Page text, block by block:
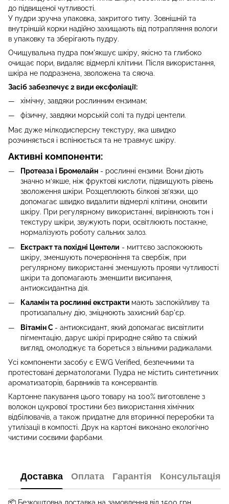
до підвищеної чутливості.
У пудри зручна упаковка, закритого типу. Зовнішній та
внутріншій корки надійно захищають від потрапляння вологи
в упаковку та зберігають пудру.
Очищувальна пудра пом'якшує шкіру, якісно та глибоко
очищає пори, видаляє відмерлі клітини. Після використання,
шкіра не подразнена, зволожена та сяюча.
Заcіб забезпечує 2 види ексфоліації:
хімічну, завдяки рослинним ензимам;
фізичну, завдяки морській солі та пудрі центели.
Має дуже мілкодисперсну текстуру, яка швидко
розчиняється і вспінюється та не травмує шкіру.
Активні компоненти:
Протеаза і Бромелайн - рослинні ензими. Вони діють
значно м‘якше, ніж фруктові кислоти, підвищують рівень
зволоження шкіри. Розщеплюють білкові зв’язки, що
допомагає швидко видалити відмерлі клітини, оновити
шкіру. При регулярному використанні, вирівнюють тон і
текстуру шкіри, звужують пори, освітлюють постакне,
нормалізують роботу сальних залоз.
Екстракт та похідні Центели - миттєво заспокоюють
шкіру, зменшують почервоніння та свербіж, при
регулярному використанні зменшують прояви чутливості
шкіри та допомагають зменшити висипання,
антиоксидантна дія.
Каламін та рослинні екстракти мають заспокійливу та
протизапальну дію, зміцнюють захисний бар'єр.
Вітамін С - антиоксидант, який допомагає висвітлити
пігментацію, дарує шкірі природне сяйво та свіжий
вигляд, омолоджує та бореться з вільними радикалами.
Усі компоненти засобу є EWG Verified, безпечними та
протестовані дерматологами. Пудра не містить синтетичних
ароматизаторів, барвників та консервантів.
Картонне пакування цього товару на 100% виготовлене з
волокон цукрової тростини без використання хімічних
відбілювачів, а також придатне для вторинної переробки та
утилізації в компості. Друк на картоні виконано екологічно
чистими соєвими фарбами.
Доставка Оплата Гарантія Консультація